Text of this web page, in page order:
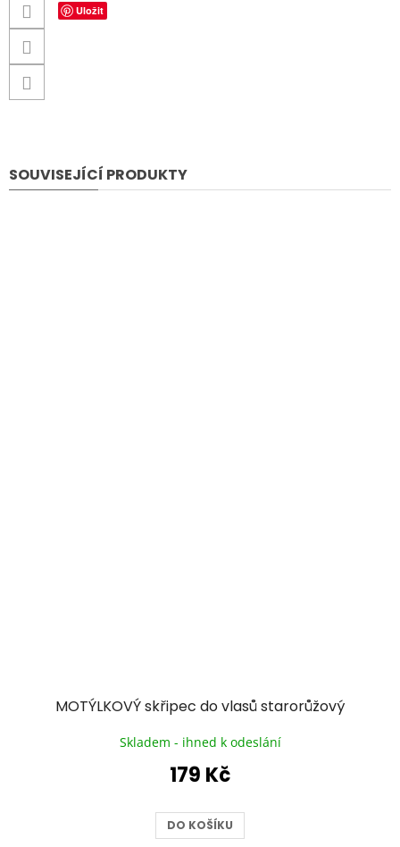
Uložit
SOUVISEJÍCÍ PRODUKTY
MOTÝLKOVÝ skřipec do vlasů starorůžový
Skladem - ihned k odeslání
179 Kč
DO KOŠÍKU